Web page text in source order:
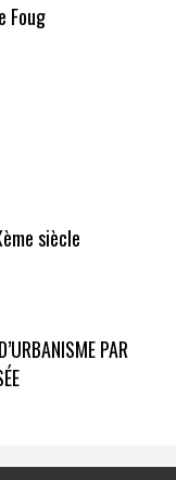
Foug
siècle
PAR